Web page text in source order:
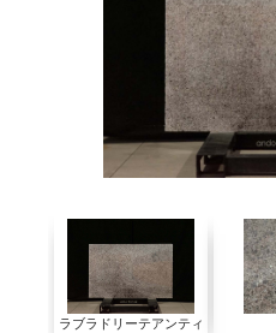
ラブラドリーテアンティ